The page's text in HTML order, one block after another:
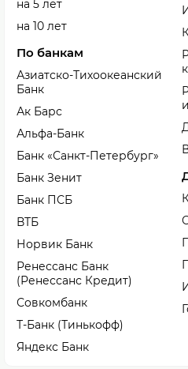
на 5 лет
на 10 лет
По банкам
Азиатско-Тихоокеанский
Банк
Ак Барс
Альфа-Банк
Банк «Санкт-Петербург»
Банк Зенит
Банк ПСБ
ВТБ
Норвик Банк
Ренессанс Банк
(Ренессанс Кредит)
Совкомбанк
Т-Банк (Тинькофф)
Яндекс Банк